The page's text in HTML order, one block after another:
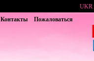
Контакты Пожаловаться
UKR